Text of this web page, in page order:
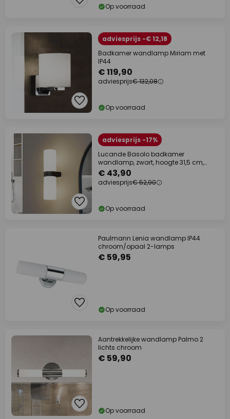
Op voorraad
adviesprijs -€ 12,18
Badkamer wandlamp Miriam met
IP44
€ 119,90
adviesprijs€ 132,08
Op voorraad
adviesprijs -17%
Lucande Basolo badkamer
wandlamp, zwart, hoogte 31,5 cm,
glas
€ 43,90
adviesprijs€ 52,90
Op voorraad
Paulmann Lenia wandlamp IP44
chroom/opaal 2-lamps
€ 59,95
Op voorraad
Aantrekkelijke wandlamp Palmo 2
lichts chroom
€ 59,90
Op voorraad